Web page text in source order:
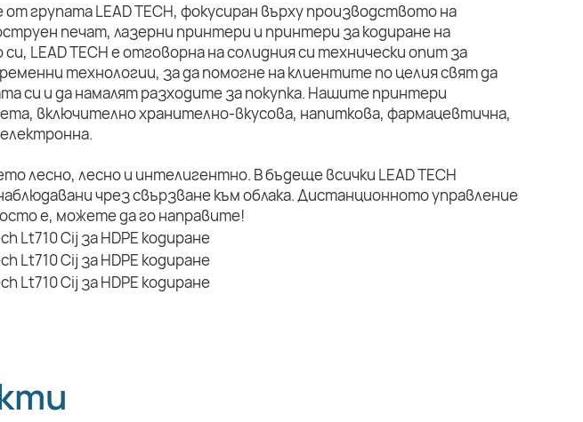
от групата LEAD TECH, фокусиран върху производството на
печат, лазерни принтери и принтери за кодиране на
LEAD TECH е отговорна на солидния си технически опит за
технологии, за да помогне на клиентите по целия свят да
си и да намалят разходите за покупка. Нашите принтери
включително хранително-вкусова, напиткова, фармацевтична,
лесно, лесно и интелигентно. В бъдеще всички LEAD TECH
чрез свързване към облака. Дистанционното управление
е, можете да го направите!